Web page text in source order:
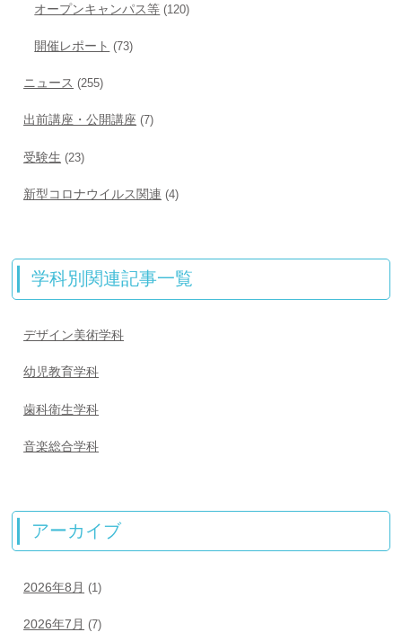
オープンキャンパス等 (120)
開催レポート (73)
ニュース (255)
出前講座・公開講座 (7)
受験生 (23)
新型コロナウイルス関連 (4)
学科別関連記事一覧
デザイン美術学科
幼児教育学科
歯科衛生学科
音楽総合学科
アーカイブ
2026年8月 (1)
2026年7月 (7)